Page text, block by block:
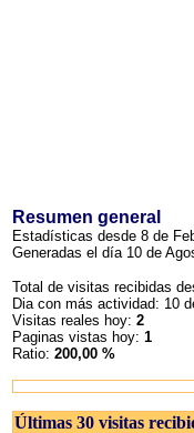
Resumen general
Estadísticas desde 8 de
Generadas el día 10 de
Total de visitas recibidas
Dia con más actividad: 10
Visitas reales hoy: 2
Paginas vistas hoy: 1
Ratio: 200,00 %
Últimas 30 visitas